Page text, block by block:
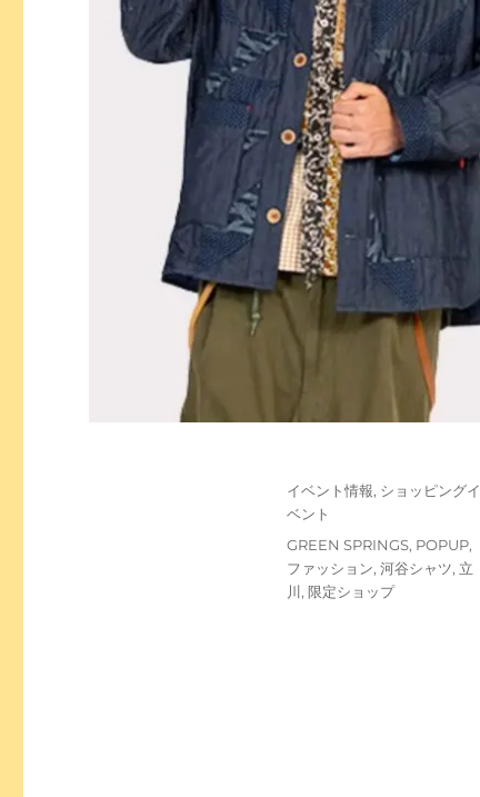
投
カ
テ
ー
イベント情報, ショッピングイ
ベント
タ
グ
GREEN SPRINGS, POPUP,
ファッション, 河谷シャツ, 立
川, 限定ショップ